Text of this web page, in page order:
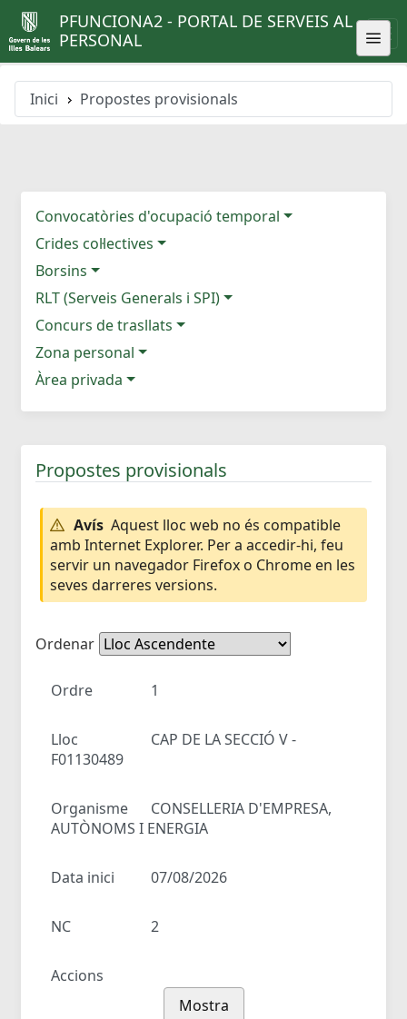
PFUNCIONA2 - PORTAL DE SERVEIS AL
PERSONAL
Inici Propostes provisionals
Convocatòries d'ocupació temporal
Crides col·lectives
Borsins
RLT (Serveis Generals i SPI)
Concurs de trasllats
Zona personal
Àrea privada
Propostes provisionals
Avís Aquest lloc web no és compatible
amb Internet Explorer. Per a accedir-hi, feu
servir un navegador Firefox o Chrome en les
seves darreres versions.
Ordenar
Ordre 1
Lloc
CAP DE LA SECCIÓ V -
F01130489
Organisme
CONSELLERIA D'EMPRESA,
AUTÒNOMS I ENERGIA
Data inici 07/08/2026
NC 2
Accions
Mostra